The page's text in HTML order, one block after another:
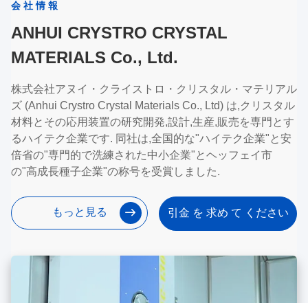
会社情報
ANHUI CRYSTRO CRYSTAL
MATERIALS Co., Ltd.
株式会社アヌイ・クライストロ・クリスタル・マテリアル
ズ (Anhui Crystro Crystal Materials Co., Ltd) は,クリスタル
材料とその応用装置の研究開発,設計,生産,販売を専門とす
るハイテク企業です. 同社は,全国的な"ハイテク企業"と安
倍省の"専門的で洗練された中小企業"とヘッフェイ市
の"高成長種子企業"の称号を受賞しました.
もっと見る 引金 を 求め て ください